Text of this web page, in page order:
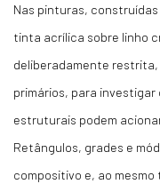
Nas pinturas,
tinta acrílica sobre linho
deliberadamente
primários, para
estruturais podem
Retângulos, grades e
compositivo e, ao